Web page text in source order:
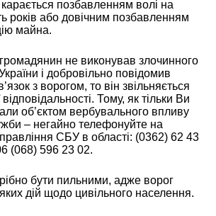
позбавленням волі на
років або довічним позбавленням
майна.
не виконував злочинного
і добровільно повідомив
з ворогом, то він звільняється
Тому, як тільки Ви
об’єктом вербувального впливу
– негайно телефонуйте на
СБУ в області: (0362) 62 43
(068) 596 23 02.
бути пильними, адже ворог
дій щодо цивільного населення.